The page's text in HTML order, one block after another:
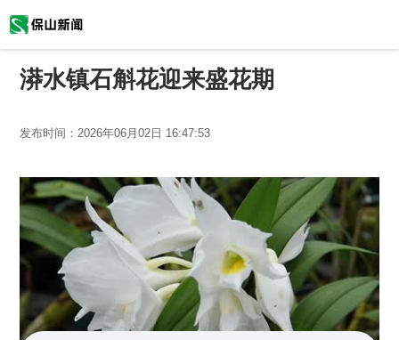
漭水镇石斛花迎来盛花期
发布时间： 2026年06月02日 16:47:53